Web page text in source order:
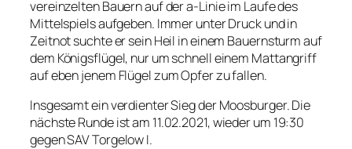
vereinzelten Bauern auf der a-Linie im Laufe des
Mittelspiels aufgeben. Immer unter Druck und in
Zeitnot suchte er sein Heil in einem Bauernsturm auf
dem Königsflügel, nur um schnell einem Mattangriff
auf eben jenem Flügel zum Opfer zu fallen.
Insgesamt ein verdienter Sieg der Moosburger. Die
nächste Runde ist am 11.02.2021, wieder um 19:30
gegen SAV Torgelow I.